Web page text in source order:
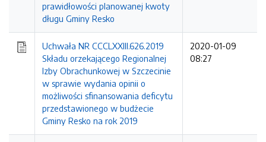
prawidłowości planowanej kwoty
długu Gminy Resko
Uchwała NR CCCLXXIII.626.2019
Składu orzekającego Regionalnej
Izby Obrachunkowej w Szczecinie
w sprawie wydania opinii o
możliwości sfinansowania deficytu
przedstawionego w budżecie
Gminy Resko na rok 2019
2020-01-09
08:27